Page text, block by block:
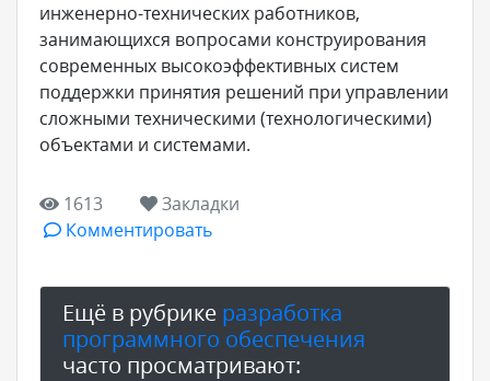
инженерно-технических работников,
занимающихся вопросами конструирования
современных высокоэффективных систем
поддержки принятия решений при управлении
сложными техническими (технологическими)
объектами и системами.
1613
Закладки
Комментировать
Ещё в рубрике разработка
программного обеспечения
часто просматривают: